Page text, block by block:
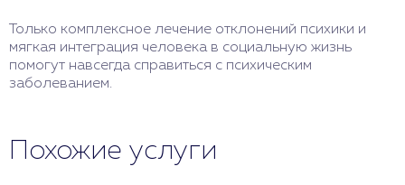
Только комплексное лечение отклонений психики и
мягкая интеграция человека в социальную жизнь
помогут навсегда справиться с психическим
заболеванием.
Похожие услуги